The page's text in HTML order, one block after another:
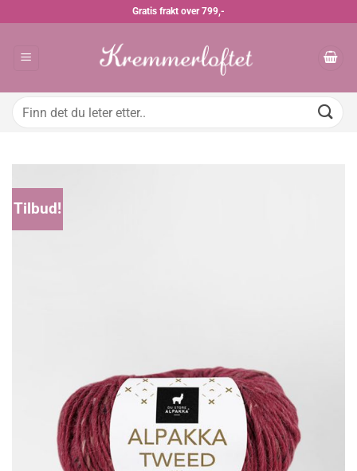
Gratis frakt over 799,-
Søk
Tilbud!